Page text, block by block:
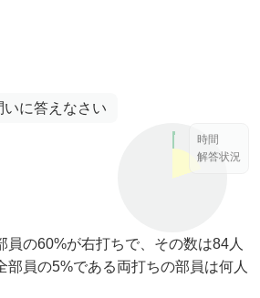
に答えなさい
時間
解答状況
員の60%が右打ちで、その数は84人
部員の5%である両打ちの部員は何人